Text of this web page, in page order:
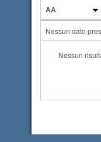
AA
Nessun dato
Nessun